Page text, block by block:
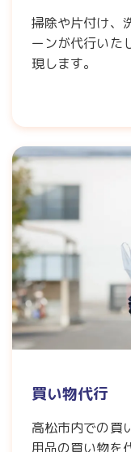
掃除や片付け、
ーンが代行いた
現します。
買い物代行
高松市内での買
用品の買い物を